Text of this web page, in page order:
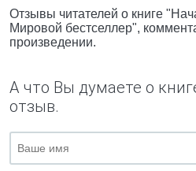
Отзывы читателей о книге
Мировой бестселлер",
произведении.
А что Вы думаете о
отзыв.